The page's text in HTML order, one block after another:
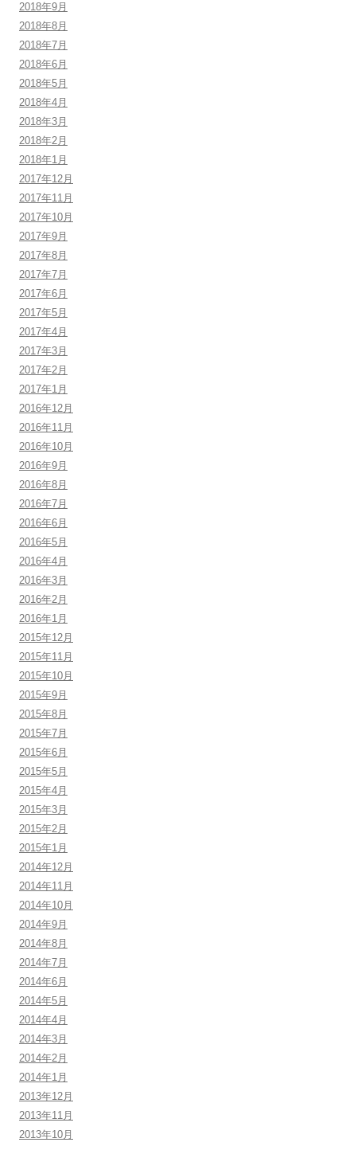
2018年9月
2018年8月
2018年7月
2018年6月
2018年5月
2018年4月
2018年3月
2018年2月
2018年1月
2017年12月
2017年11月
2017年10月
2017年9月
2017年8月
2017年7月
2017年6月
2017年5月
2017年4月
2017年3月
2017年2月
2017年1月
2016年12月
2016年11月
2016年10月
2016年9月
2016年8月
2016年7月
2016年6月
2016年5月
2016年4月
2016年3月
2016年2月
2016年1月
2015年12月
2015年11月
2015年10月
2015年9月
2015年8月
2015年7月
2015年6月
2015年5月
2015年4月
2015年3月
2015年2月
2015年1月
2014年12月
2014年11月
2014年10月
2014年9月
2014年8月
2014年7月
2014年6月
2014年5月
2014年4月
2014年3月
2014年2月
2014年1月
2013年12月
2013年11月
2013年10月